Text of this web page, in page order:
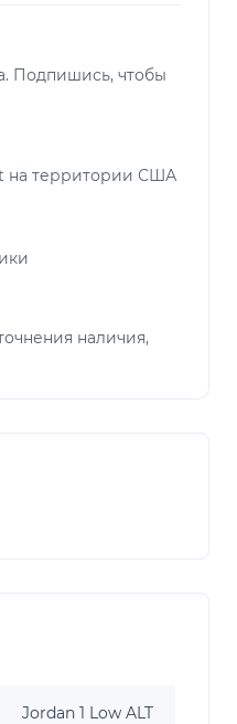
Подпишись, чтобы
на территории США
наличия,
Jordan 1 Low ALT